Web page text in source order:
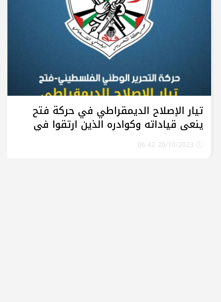
تيار الإصلاح الديمقراطي في حركة فتح
ينعى قياداته وكوادره الذين ارتقوا في
قصف إسرائيلي غادر